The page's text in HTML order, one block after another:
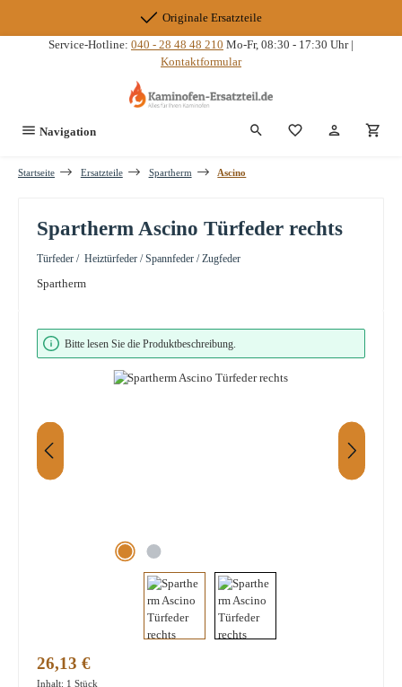
Originale Ersatzteile
Service-Hotline: 040 - 28 48 48 210 Mo-Fr, 08:30 - 17:30 Uhr |
Kontaktformular
Navigation Du hast 0
Startseite Ersatzteile Spartherm Ascino
Spartherm Ascino Türfeder rechts
Türfeder / Heiztürfeder / Spannfeder / Zugfeder
Spartherm
Bildergalerie überspringen
Bitte lesen Sie die Produktbeschreibung.
Regulärer Preis:
26,13 €
Inhalt: 1 Stück